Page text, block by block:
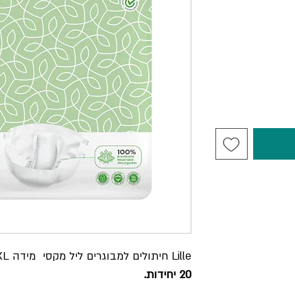
Lille חיתולים למבוגרים ליל מקסי מידה
20 יחידות.